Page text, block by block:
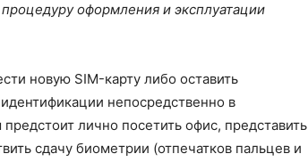
оформления и эксплуатации
новую SIM-карту либо оставить
непосредственно в
лично посетить офис, представить
сдачу биометрии (отпечатков пальцев и